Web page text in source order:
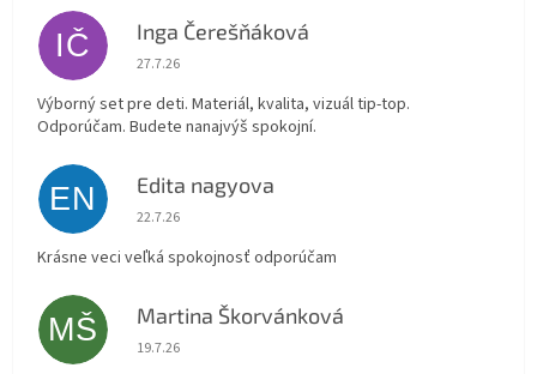
IČ Inga Čerešňáková
Hodnotenie obchodu je 5 z 5 hviezdičiek.
27.7.26
Výborný set pre deti. Materiál, kvalita, vizuál tip-top.
Odporúčam. Budete nanajvýš spokojní.
EN Edita nagyova
Hodnotenie obchodu je 5 z 5 hviezdičiek.
22.7.26
Krásne veci veľká spokojnosť odporúčam
MŠ Martina Škorvánková
Hodnotenie obchodu je 5 z 5 hviezdičiek.
19.7.26